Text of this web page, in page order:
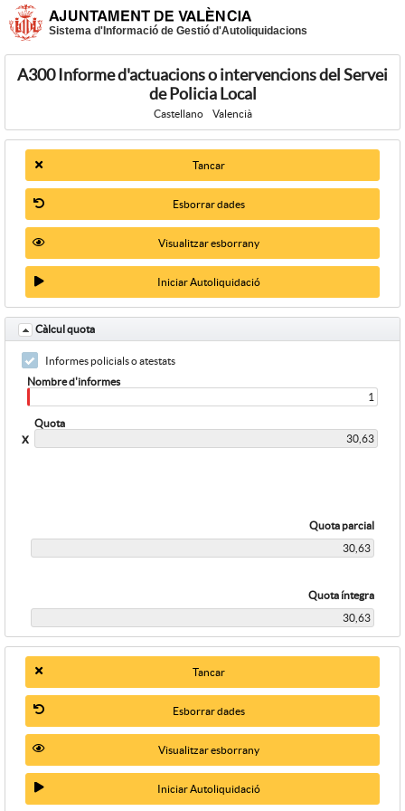
Sistema d'Informació de Gestió d'Autoliquidacions
A300 Informe d'actuacions o intervencions del Servei
de Policia Local
Castellano Valencià
Tancar
Esborrar dades
Visualitzar esborrany
Iniciar Autoliquidació
Càlcul quota
Informes policials o atestats
Nombre d'informes
x
Quota
Quota parcial
Quota íntegra
Tancar
Esborrar dades
Visualitzar esborrany
Iniciar Autoliquidació